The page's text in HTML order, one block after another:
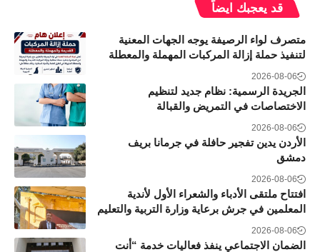
قد يعجبك ايضاً
متصرف لواء الرصيفة يوجه الجهات المعنية
لتنفيذ حملة إزالة المركبات المهملة والمعطلة
2026-08-06
الجريدة الرسمية: نظام جديد لتنظيم
الاختصاصات في التمريض والقبالة
2026-08-06
الأردن يدين تفجير حافلة في جرمانا بريف
دمشق
2026-08-06
افتتاح ملتقى الأدباء والشعراء الأول لأندية
المعلمين في جرش برعاية وزارة التربية والتعليم
2026-08-06
الضمان الاجتماعي ينفذ فعاليات خدمة “أنت